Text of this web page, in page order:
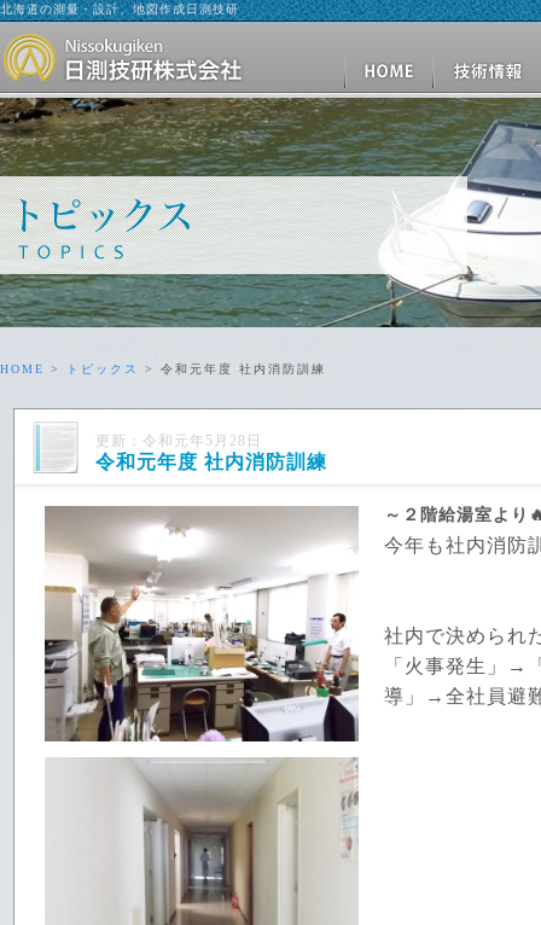
北海道の測量・設計、地図作成日測技研
HOME > トピックス > 令和元年度 社内消防訓練
更新：令和元年5月28日
令和元年度 社内消防訓練
～２階給湯室より
今年も社内消防
社内で決められ
「火事発生」→
導」→全社員避